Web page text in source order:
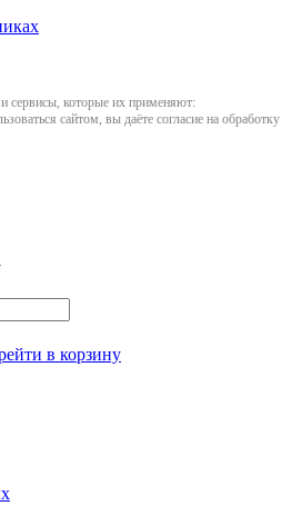
сервисы, которые их применяют:
сайтом, вы даёте согласие на обработку
в корзину